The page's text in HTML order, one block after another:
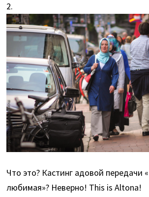
2.
Что это? Кастинг адовой передачи
любимая»? Неверно! This is Altona!